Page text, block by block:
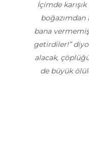
İçimde
boğazımdan
bana
getirdiler!”
alacak,
de büyük